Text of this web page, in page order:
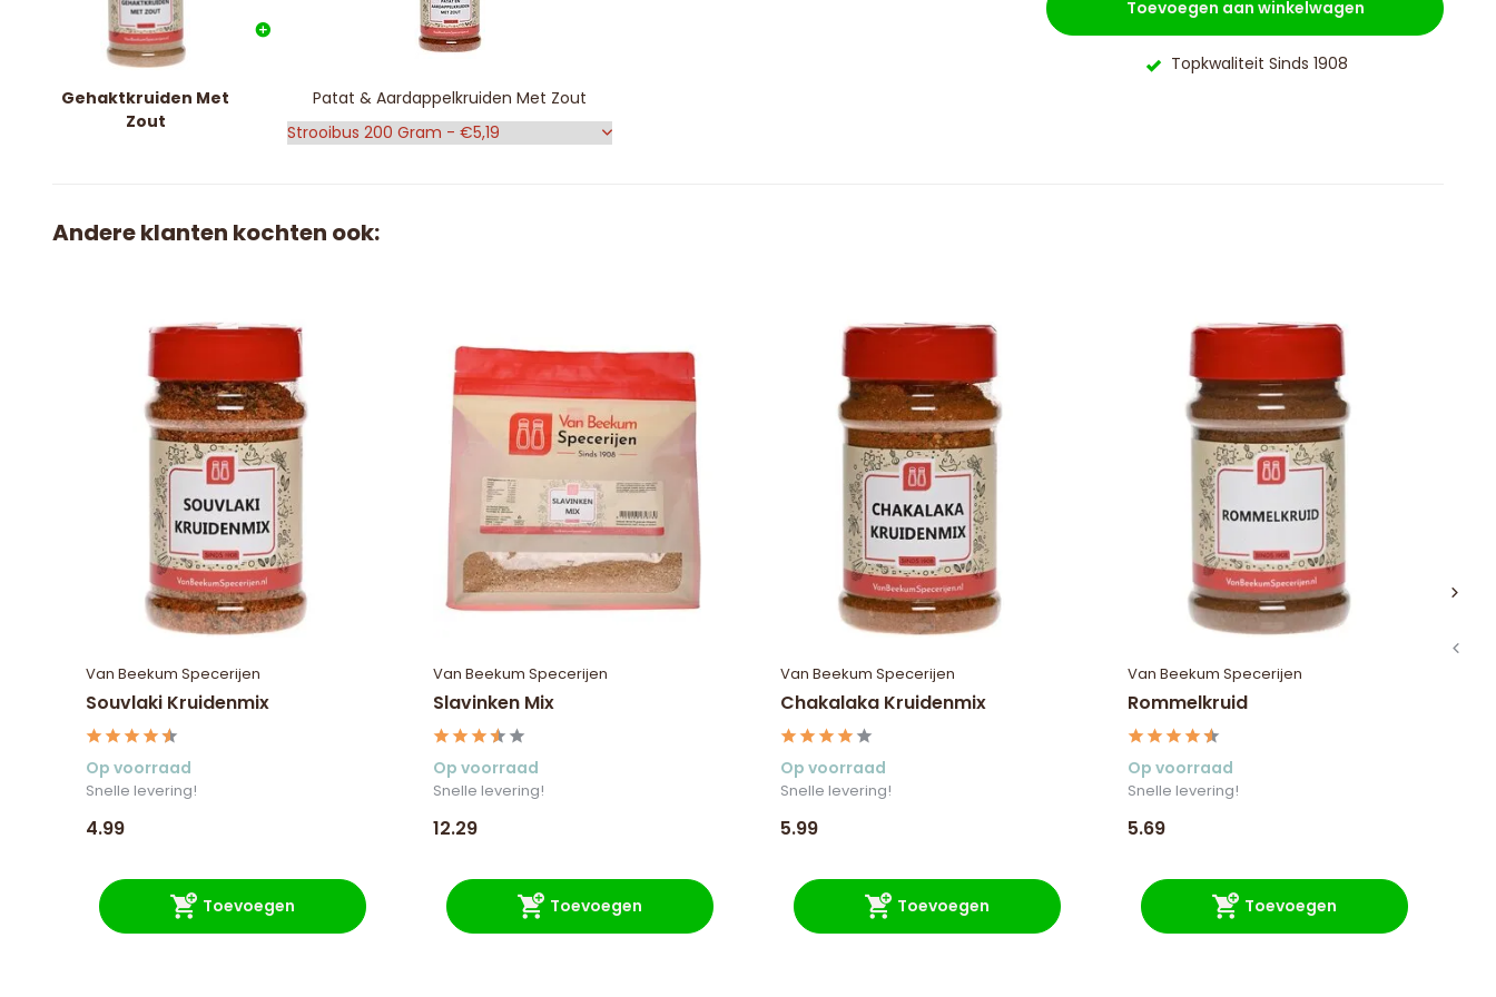
Gehaktkruiden Met
Zout
Patat & Aardappelkruiden Met Zout
Toevoegen aan winkelwagen
Topkwaliteit Sinds 1908
Andere klanten kochten ook:
Van Beekum Specerijen
Souvlaki Kruidenmix
Op voorraad
Snelle levering!
4.99
Toevoegen
Van Beekum Specerijen
Slavinken Mix
Op voorraad
Snelle levering!
12.29
Toevoegen
Van Beekum Specerijen
Chakalaka Kruidenmix
Op voorraad
Snelle levering!
5.99
Toevoegen
Van Beekum Specerijen
Rommelkruid
Op voorraad
Snelle levering!
5.69
Toevoegen